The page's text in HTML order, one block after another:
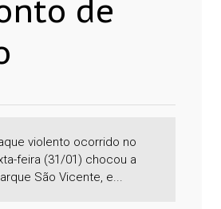
de
violento ocorrido no
feira (31/01) chocou a
São Vicente, e...